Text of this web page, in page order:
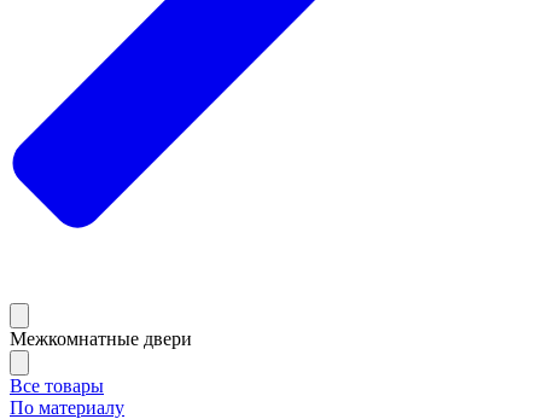
Межкомнатные двери
Все товары
По материалу